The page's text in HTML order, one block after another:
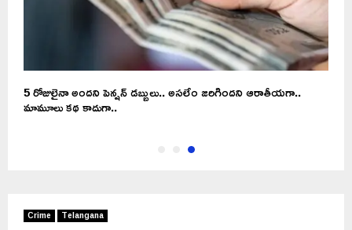
5 రోజులైనా అందని పెన్షన్ డబ్బులు.. అసలేం జరిగిందని ఆరాతీయగా..
మామూలు కథ కాదుగా..
Crime Telangana